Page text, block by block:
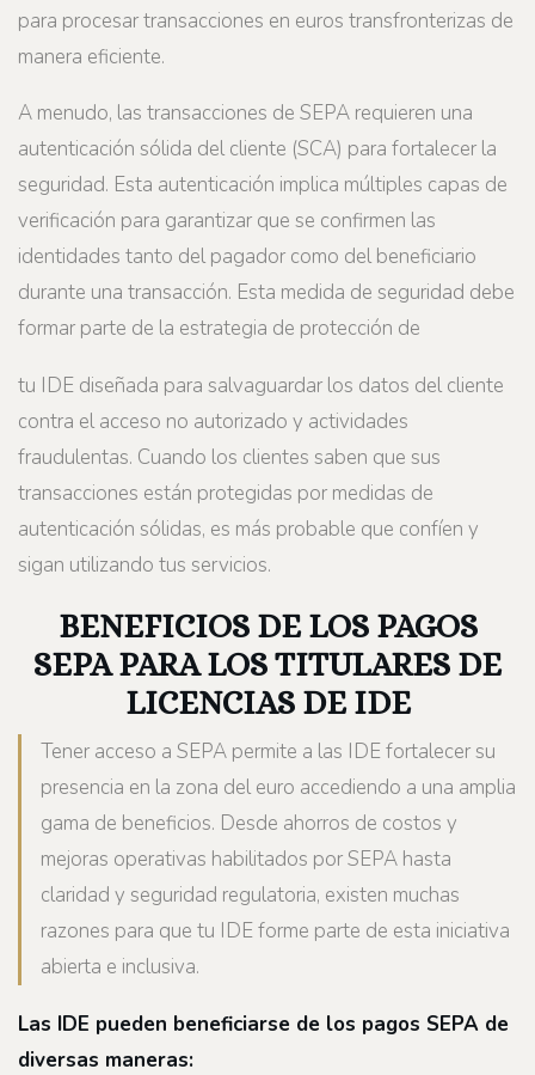
para procesar transacciones en euros transfronterizas de
manera eficiente.
A menudo, las transacciones de SEPA requieren una
autenticación sólida del cliente (SCA) para fortalecer la
seguridad. Esta autenticación implica múltiples capas de
verificación para garantizar que se confirmen las
identidades tanto del pagador como del beneficiario
durante una transacción. Esta medida de seguridad debe
formar parte de la estrategia de protección de
tu IDE diseñada para salvaguardar los datos del cliente
contra el acceso no autorizado y actividades
fraudulentas. Cuando los clientes saben que sus
transacciones están protegidas por medidas de
autenticación sólidas, es más probable que confíen y
sigan utilizando tus servicios.
BENEFICIOS DE LOS PAGOS
SEPA PARA LOS TITULARES DE
LICENCIAS DE IDE
Tener acceso a SEPA permite a las IDE fortalecer su
presencia en la zona del euro accediendo a una amplia
gama de beneficios. Desde ahorros de costos y
mejoras operativas habilitados por SEPA hasta
claridad y seguridad regulatoria, existen muchas
razones para que tu IDE forme parte de esta iniciativa
abierta e inclusiva.
Las IDE pueden beneficiarse de los pagos SEPA de
diversas maneras: